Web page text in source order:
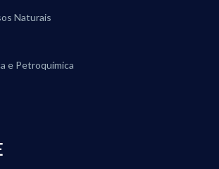
Naturais
e Petroquímica